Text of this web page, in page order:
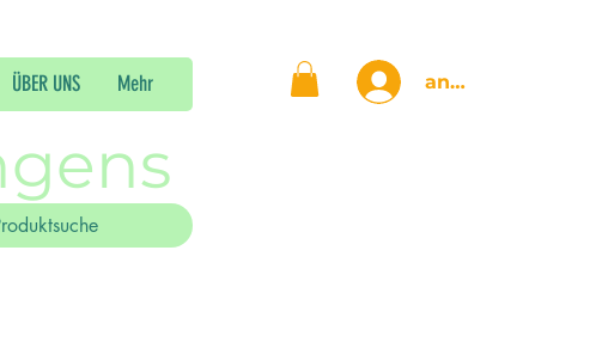
ÜBER UNS Mehr anmelden